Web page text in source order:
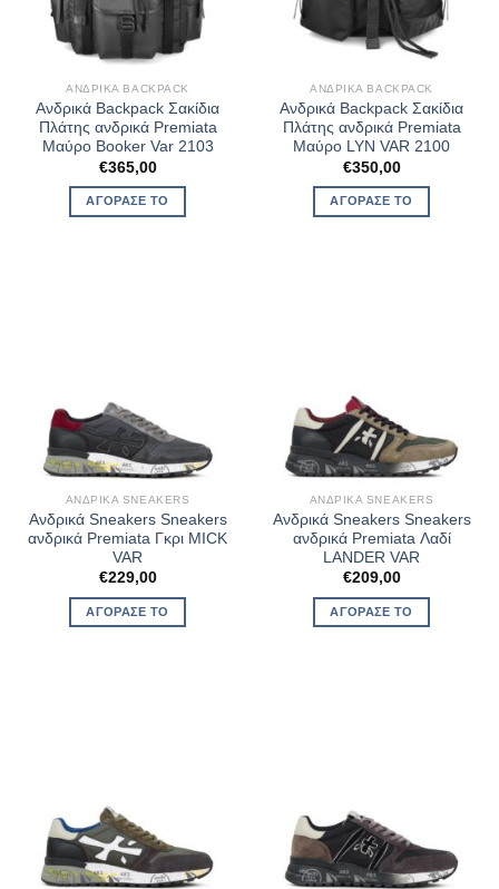
ΑΝΔΡΙΚΆ BACKPACK
Ανδρικά Backpack Σακίδια
Πλάτης ανδρικά Premiata
Μαύρο Booker Var 2103
€365,00
ΑΓΌΡΑΣΈ ΤΟ
ΑΝΔΡΙΚΆ BACKPACK
Ανδρικά Backpack Σακίδια
Πλάτης ανδρικά Premiata
Μαύρο LYN VAR 2100
€350,00
ΑΓΌΡΑΣΈ ΤΟ
ΑΝΔΡΙΚΆ SNEAKERS
Ανδρικά Sneakers Sneakers
ανδρικά Premiata Γκρι MICK
VAR
€229,00
ΑΓΌΡΑΣΈ ΤΟ
ΑΝΔΡΙΚΆ SNEAKERS
Ανδρικά Sneakers Sneakers
ανδρικά Premiata Λαδί
LANDER VAR
€209,00
ΑΓΌΡΑΣΈ ΤΟ